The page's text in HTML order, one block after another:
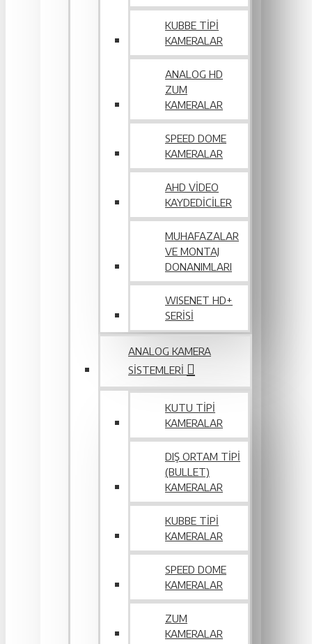
KUBBE TIPI
KAMERALAR
ANALOG HD
ZUM
KAMERALAR
SPEED DOME
KAMERALAR
AHD VIDEO
KAYDEDICILER
MUHAFAZALAR
VE MONTAJ
DONANIMLARI
WISENET HD+
SERİSİ
ANALOG KAMERA
SISTEMLERI
KUTU TIPI
KAMERALAR
DIŞ ORTAM TIPI
(BULLET)
KAMERALAR
KUBBE TIPI
KAMERALAR
SPEED DOME
KAMERALAR
ZUM
KAMERALAR